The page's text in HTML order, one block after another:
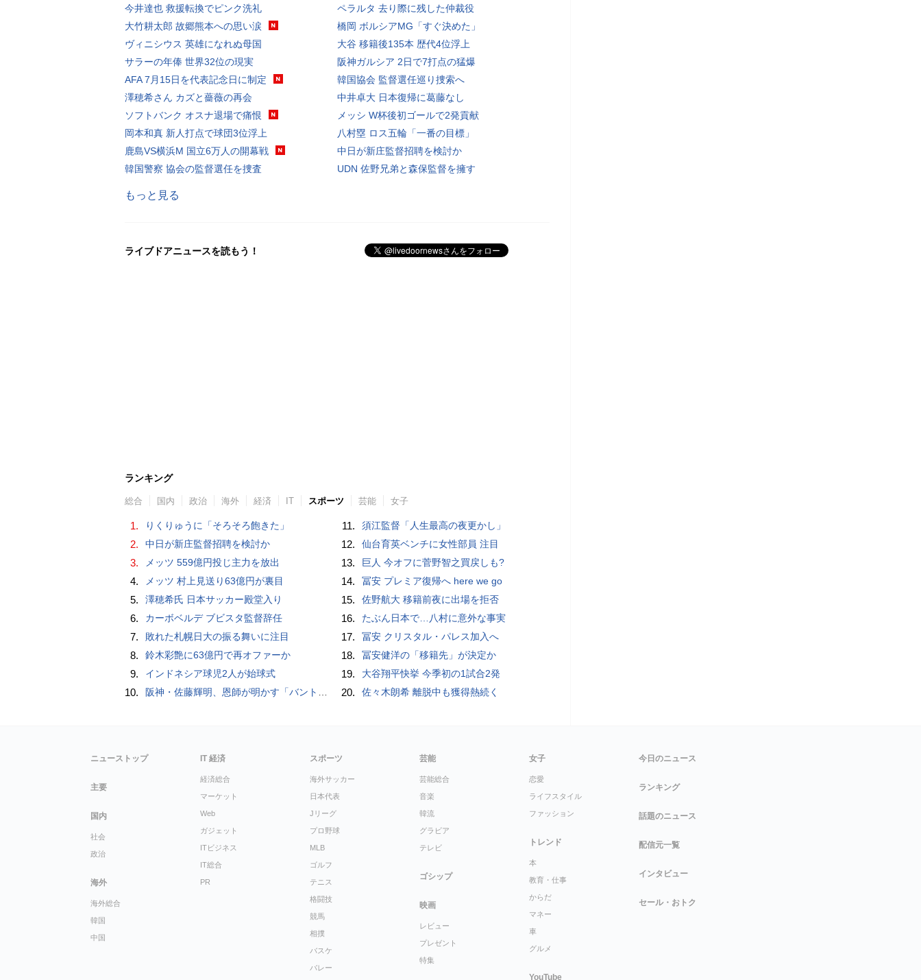
今井達也 救援転換でピンク洗礼
大竹耕太郎 故郷熊本への思い涙
ヴィニシウス 英雄になれぬ母国
サラーの年俸 世界32位の現実
AFA 7月15日を代表記念日に制定
澤穂希さん カズと薔薇の再会
ソフトバンク オスナ退場で痛恨
岡本和真 新人打点で球団3位浮上
鹿島VS横浜M 国立6万人の開幕戦
韓国警察 協会の監督選任を捜査
ペラルタ 去り際に残した仲裁役
橋岡 ボルシアMG「すぐ決めた」
大谷 移籍後135本 歴代4位浮上
阪神ガルシア 2日で7打点の猛爆
韓国協会 監督選任巡り捜索へ
中井卓大 日本復帰に葛藤なし
メッシ W杯後初ゴールで2発貢献
八村塁 ロス五輪「一番の目標」
中日が新庄監督招聘を検討か
UDN 佐野兄弟と森保監督を擁す
もっと見る
ライブドアニュースを読もう！
ランキング
総合 国内 政治 海外 経済 IT スポーツ 芸能 女子
1. りくりゅうに「そろそろ飽きた」
2. 中日が新庄監督招聘を検討か
3. メッツ 559億円投じ主力を放出
4. メッツ 村上見送り63億円が裏目
5. 澤穂希氏 日本サッカー殿堂入り
6. カーボベルデ ブビスタ監督辞任
7. 敗れた札幌日大の振る舞いに注目
8. 鈴木彩艶に63億円で再オファーか
9. インドネシア球児2人が始球式
10. 阪神・佐藤輝明、恩師が明かす「バント拒否でホームラン」の“やんちゃ坊主”時代
11. 須江監督「人生最高の夜更かし」
12. 仙台育英ベンチに女性部員 注目
13. 巨人 今オフに菅野智之買戻しも?
14. 冨安 プレミア復帰へ here we go
15. 佐野航大 移籍前夜に出場を拒否
16. たぶん日本で…八村に意外な事実
17. 冨安 クリスタル・パレス加入へ
18. 冨安健洋の「移籍先」が決定か
19. 大谷翔平快挙 今季初の1試合2発
20. 佐々木朗希 離脱中も獲得熱続く
ニューストップ
主要
国内
社会
政治
海外
海外総合
韓国
中国
IT 経済
経済総合
マーケット
Web
ガジェット
ITビジネス
IT総合
PR
スポーツ
海外サッカー
日本代表
Jリーグ
プロ野球
MLB
ゴルフ
テニス
格闘技
競馬
相撲
バスケ
バレー
芸能
芸能総合
音楽
韓流
グラビア
テレビ
ゴシップ
映画
レビュー
プレゼント
特集
女子
恋愛
ライフスタイル
ファッション
トレンド
本
教育・仕事
からだ
マネー
車
グルメ
YouTube
今日のニュース
ランキング
話題のニュース
配信元一覧
インタビュー
セール・おトク